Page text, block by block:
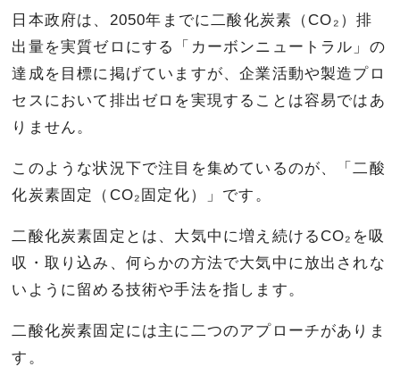
日本政府は、2050年までに二酸化炭素（CO₂）排
出量を実質ゼロにする「カーボンニュートラル」の
達成を目標に掲げていますが、企業活動や製造プロ
セスにおいて排出ゼロを実現することは容易ではあ
りません。
このような状況下で注目を集めているのが、「二酸
化炭素固定（CO₂固定化）」です。
二酸化炭素固定とは、大気中に増え続けるCO₂を吸
収・取り込み、何らかの方法で大気中に放出されな
いように留める技術や手法を指します。
二酸化炭素固定には主に二つのアプローチがありま
す。